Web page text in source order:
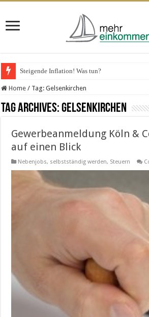
Steigende Inflation! Was tun?
Home / Tag:Gelsenkirchen
Tag Archives:Gelsenkirchen
Gewerbeanmeldung Köln &
auf einen Blick
Nebenjobs, selbstständig werden, Steuern